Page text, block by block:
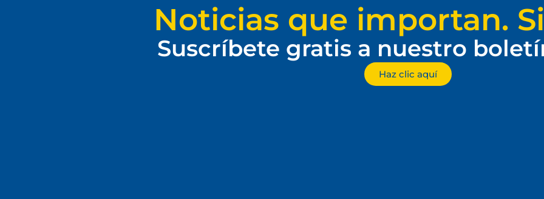
Noticias que importan.
Suscríbete gratis a nuestro
Haz clic aquí